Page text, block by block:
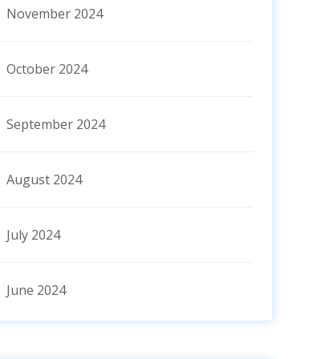
November 2024
October 2024
September 2024
August 2024
July 2024
June 2024